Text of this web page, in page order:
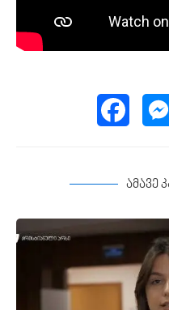
ამავე